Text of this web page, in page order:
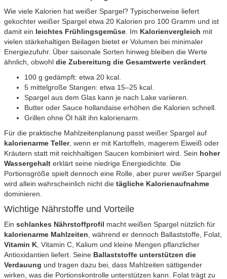
Wie viele Kalorien hat weißer Spargel? Typischerweise liefert
gekochter weißer Spargel etwa 20 Kalorien pro 100 Gramm und ist
damit ein leichtes Frühlingsgemüse . Im Kalorienvergleich mit
vielen stärkehaltigen Beilagen bietet er Volumen bei minimaler
Energiezufuhr. Über saisonale Sorten hinweg bleiben die Werte
ähnlich, obwohl die Zubereitung die Gesamtwerte verändert
100 g gedämpft: etwa 20 kcal.
5 mittelgroße Stangen: etwa 15–25 kcal.
Spargel aus dem Glas kann je nach Lake variieren.
Butter oder Sauce hollandaise erhöhen die Kalorien schnell.
Grillen ohne Öl hält ihn kalorienarm.
Für die praktische Mahlzeitenplanung passt weißer Spargel auf
kalorienarme Teller, wenn er mit Kartoffeln, magerem Eiweiß oder
Kräutern statt mit reichhaltigen Saucen kombiniert wird. Sein hoher
Wassergehalt erklärt seine niedrige Energiedichte. Die
Portionsgröße spielt dennoch eine Rolle, aber purer weißer Spargel
wird allein wahrscheinlich nicht die tägliche Kalorienaufnahme
dominieren.
Wichtige Nährstoffe und Vorteile
Ein schlankes Nährstoffprofil macht weißen Spargel nützlich für
kalorienarme Mahlzeiten , während er dennoch Ballaststoffe, Folat,
Vitamin K , Vitamin C, Kalium und kleine Mengen pflanzlicher
Antioxidantien liefert. Seine Ballaststoffe unterstützen die
Verdauung und tragen dazu bei, dass Mahlzeiten sättigender
wirken, was die Portionskontrolle unterstützen kann. Folat trägt zu